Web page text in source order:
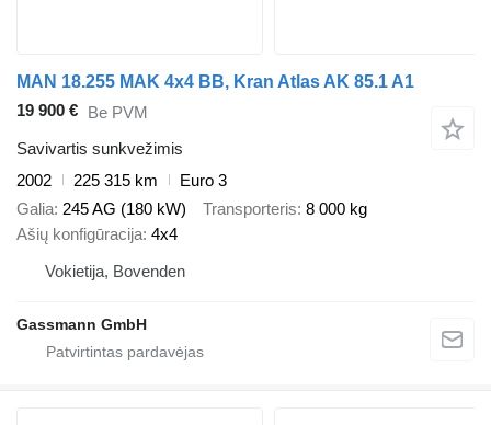
MAN 18.255 MAK 4x4 BB, Kran Atlas AK 85.1 A1
19 900 € Be PVM
Savivartis sunkvežimis
2002
225 315 km
Euro 3
Galia 245 AG (180 kW) Transporteris 8 000 kg
Ašių konfigūracija 4x4
Vokietija, Bovenden
Gassmann GmbH